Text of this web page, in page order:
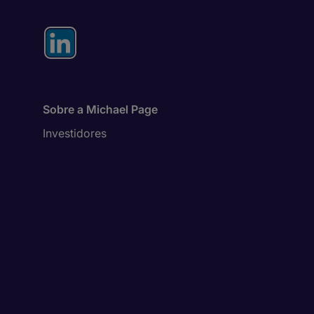
Sobre a Michael Page
Investidores